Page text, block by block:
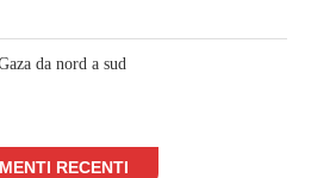
da nord a sud
RECENTI